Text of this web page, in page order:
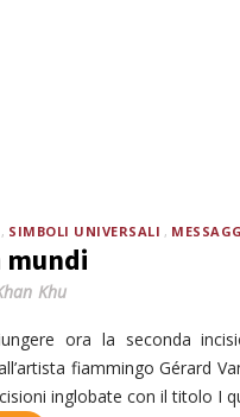
SIMBOLI UNIVERSALI
mundi
Khu
ora la seconda
fiammingo Gérard
inglobate con il titolo I